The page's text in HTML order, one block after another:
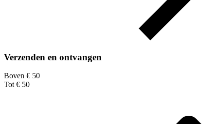
Verzenden en ontvangen
Boven € 50
Tot € 50